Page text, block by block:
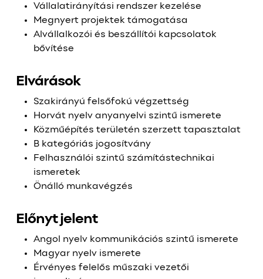
Vállalatirányítási rendszer kezelése
Megnyert projektek támogatása
Alvállalkozói és beszállítói kapcsolatok
bővítése
Elvárások
Szakirányú felsőfokú végzettség
Horvát nyelv anyanyelvi szintű ismerete
Közműépítés területén szerzett tapasztalat
B kategóriás jogosítvány
Felhasználói szintű számítástechnikai
ismeretek
Önálló munkavégzés
Előnyt jelent
Angol nyelv kommunikációs szintű ismerete
Magyar nyelv ismerete
Érvényes felelős műszaki vezetői